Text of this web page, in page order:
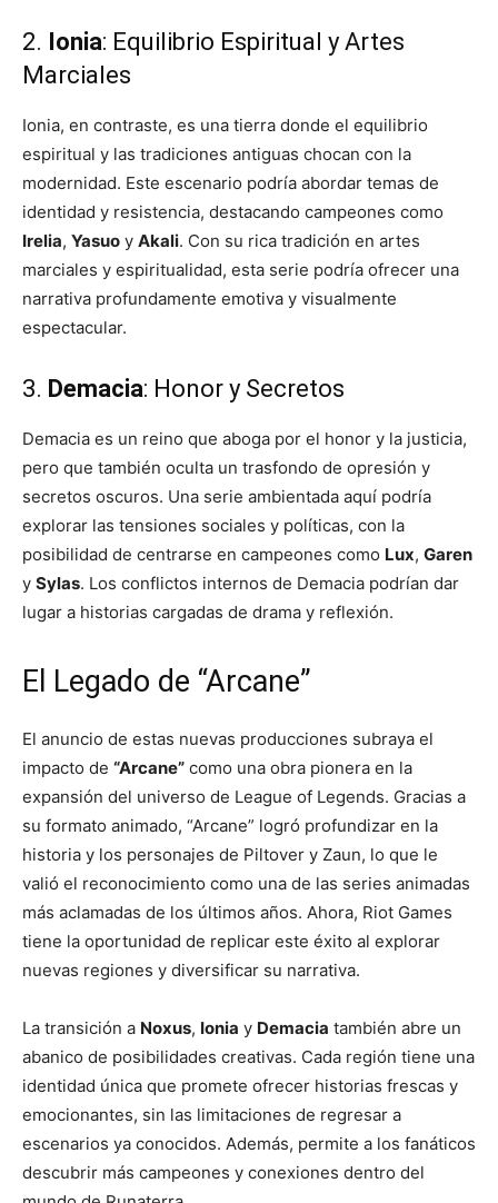
2. Ionia: Equilibrio Espiritual y Artes
Marciales
Ionia, en contraste, es una tierra donde el equilibrio
espiritual y las tradiciones antiguas chocan con la
modernidad. Este escenario podría abordar temas de
identidad y resistencia, destacando campeones como
Irelia, Yasuo y Akali. Con su rica tradición en artes
marciales y espiritualidad, esta serie podría ofrecer una
narrativa profundamente emotiva y visualmente
espectacular.
3. Demacia: Honor y Secretos
Demacia es un reino que aboga por el honor y la justicia,
pero que también oculta un trasfondo de opresión y
secretos oscuros. Una serie ambientada aquí podría
explorar las tensiones sociales y políticas, con la
posibilidad de centrarse en campeones como Lux, Garen
y Sylas. Los conflictos internos de Demacia podrían dar
lugar a historias cargadas de drama y reflexión.
El Legado de “Arcane”
El anuncio de estas nuevas producciones subraya el
impacto de “Arcane” como una obra pionera en la
expansión del universo de League of Legends. Gracias a
su formato animado, “Arcane” logró profundizar en la
historia y los personajes de Piltover y Zaun, lo que le
valió el reconocimiento como una de las series animadas
más aclamadas de los últimos años. Ahora, Riot Games
tiene la oportunidad de replicar este éxito al explorar
nuevas regiones y diversificar su narrativa.
La transición a Noxus, Ionia y Demacia también abre un
abanico de posibilidades creativas. Cada región tiene una
identidad única que promete ofrecer historias frescas y
emocionantes, sin las limitaciones de regresar a
escenarios ya conocidos. Además, permite a los fanáticos
descubrir más campeones y conexiones dentro del